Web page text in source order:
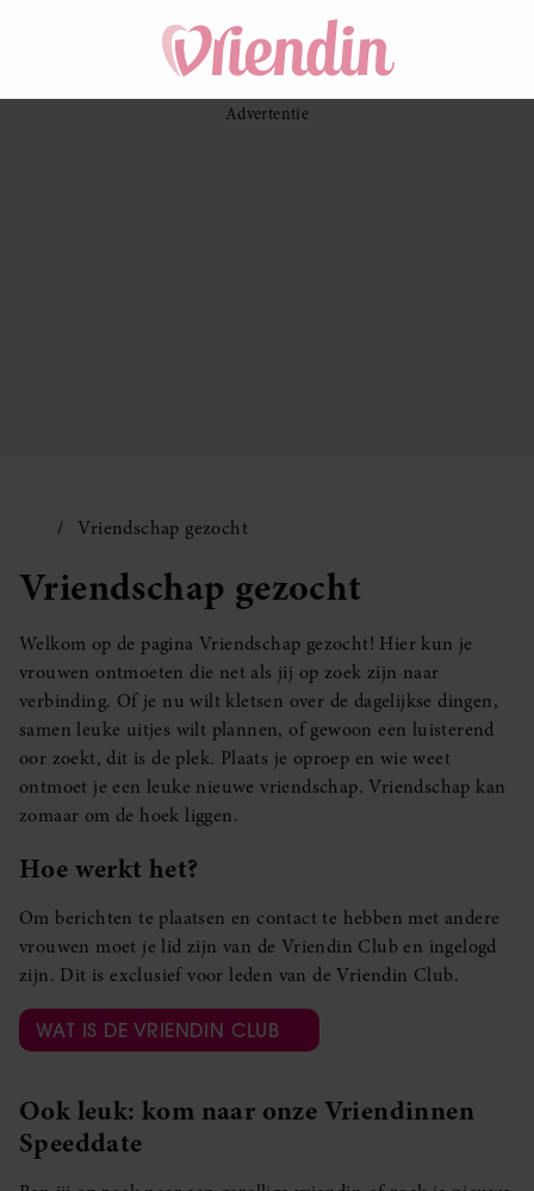
Vriendschap gezocht
Vriendschap gezocht
Welkom op de pagina Vriendschap gezocht! Hier kun je
vrouwen ontmoeten die net als jij op zoek zijn naar
verbinding. Of je nu wilt kletsen over de dagelijkse dingen,
samen leuke uitjes wilt plannen, of gewoon een luisterend
oor zoekt, dit is de plek. Plaats je oproep en wie weet
ontmoet je een leuke nieuwe vriendschap. Vriendschap kan
zomaar om de hoek liggen.
Hoe werkt het?
Om berichten te plaatsen en contact te hebben met andere
vrouwen moet je lid zijn van de Vriendin Club en ingelogd
zijn. Dit is exclusief voor leden van de Vriendin Club.
WAT IS DE VRIENDIN CLUB
Ook leuk: kom naar onze Vriendinnen
Speeddate